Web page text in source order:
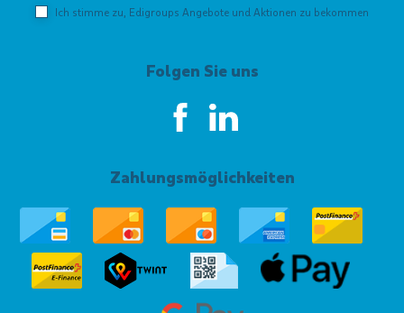
Ich stimme zu, Edigroups Angebote und Aktionen zu bekommen
Folgen Sie uns
Zahlungsmöglichkeiten